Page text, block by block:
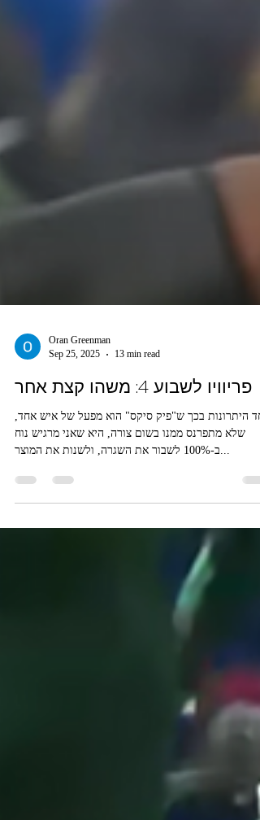
Sep 25, 2025
13 min read
פריוויו לשבוע 4: משהו קצת אחר
היתרונות בכך ש"פיק סיקס" הוא מפעל של איש אחד,